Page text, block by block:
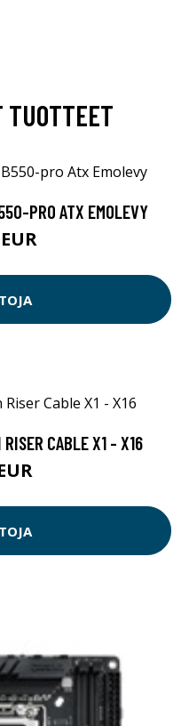
TUOTTEET
PRO ATX EMOLEVY
CABLE X1 - X16